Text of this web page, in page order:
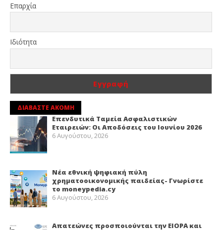
Επαρχία
Ιδιότητα
ΔΙΑΒΑΣΤΕ ΑΚΟΜΗ
Επενδυτικά Ταμεία Ασφαλιστικών
Εταιρειών: Οι Αποδόσεις του Ιουνίου 2026
6 Αυγούστου, 2026
Νέα εθνική ψηφιακή πύλη
χρηματοοικονομικής παιδείας- Γνωρίστε
το moneypedia.cy
6 Αυγούστου, 2026
Απατεώνες προσποιούνται την EIOPA και